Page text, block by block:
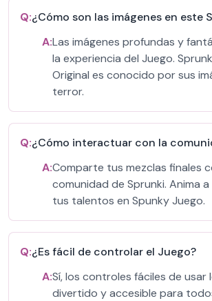
Q:¿Cómo son las imágenes en este
A:Las imágenes profundas y
la experiencia del Juego.
Original es conocido por sus
terror.
Q:¿Cómo interactuar con la
A:Comparte tus mezclas finales
comunidad de Sprunki. Anima
tus talentos en Spunky Juego.
Q:¿Es fácil de controlar el Juego?
A:Sí, los controles fáciles de usar
divertido y accesible para